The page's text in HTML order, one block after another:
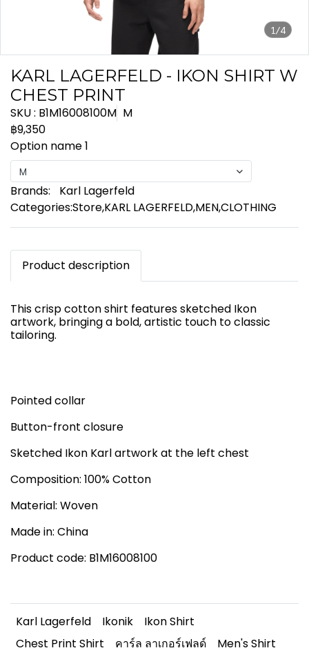
1/4
KARL LAGERFELD - IKON SHIRT W
CHEST PRINT
SKU : B1M16008100M M
฿9,350
Option name 1
M
Brands:
Karl Lagerfeld
Categories:Store,KARL LAGERFELD,MEN,CLOTHING
Product description
This crisp cotton shirt features sketched Ikon
artwork, bringing a bold, artistic touch to classic
tailoring.
Pointed collar
Button-front closure
Sketched Ikon Karl artwork at the left chest
Composition: 100% Cotton
Material: Woven
Made in: China
Product code: B1M16008100
Karl Lagerfeld Ikonik
Ikon Shirt
Chest Print Shirt
คาร์ล ลาเกอร์เฟลด์
Men's Shirt